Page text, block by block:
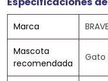
Marca
Mascota
recomendada
Gato